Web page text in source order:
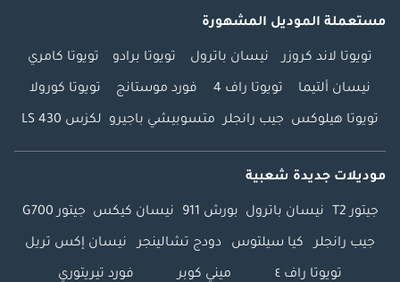
مستعملة الموديل المشهورة
تويوتا لاند كروزر نيسان باترول تويوتا برادو تويوتا كامري
نيسان ألتيما تويوتا راف 4 فورد موستانج تويوتا كورولا
تويوتا هيلوكس جيب رانجلر متسوبيشي باجيرو لكزس LS 430
موديلات جديدة شعبية
جيتور T2 نيسان باترول بورش 911 نيسان كيكس جيتور G700
جيب رانجلر كيا سيلتوس دودج تشالينجر نيسان إكس تريل
تويوتا راف ٤ ميني كوبر فورد تيريتوري